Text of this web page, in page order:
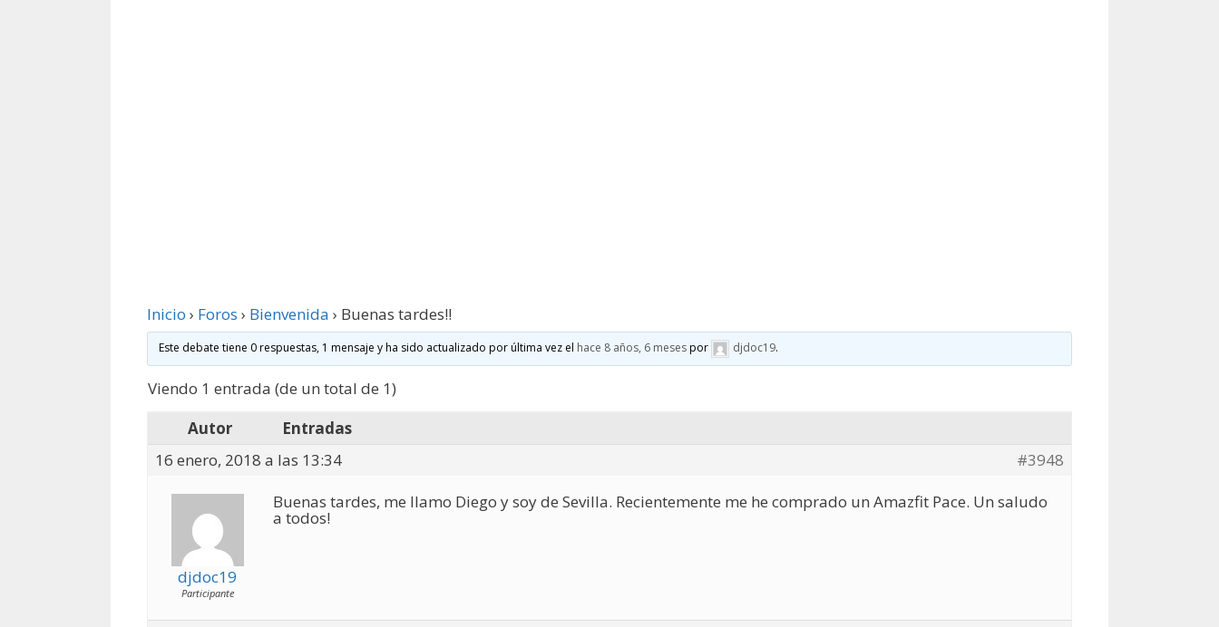
Inicio › Foros › Bienvenida › Buenas tardes!!
Este debate tiene 0 respuestas, 1 mensaje y ha sido actualizado por última vez el hace 8 años, 6 mesespor djdoc19.
Viendo 1 entrada (de un total de 1)
Autor
Entradas
16 enero, 2018 a las 13:34
#3948
djdoc19
Participante
Buenas tardes, me llamo Diego y soy de Sevilla. Recientemente me he comprado un Amazfit Pace. Un saludo
a todos!